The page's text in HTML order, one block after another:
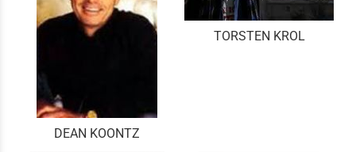
DEAN KOONTZ
TORSTEN KROL